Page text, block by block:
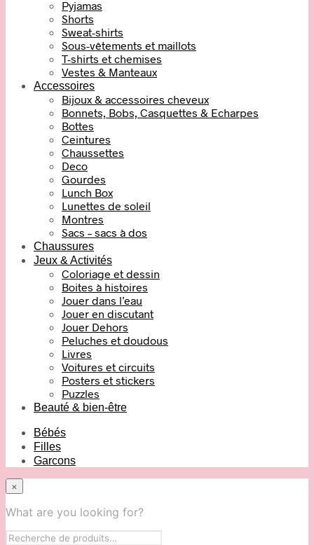
Pyjamas
Shorts
Sweat-shirts
Sous-vêtements et maillots
T-shirts et chemises
Vestes & Manteaux
Accessoires
Bijoux & accessoires cheveux
Bonnets, Bobs, Casquettes & Echarpes
Bottes
Ceintures
Chaussettes
Deco
Gourdes
Lunch Box
Lunettes de soleil
Montres
Sacs – sacs à dos
Chaussures
Jeux & Activités
Coloriage et dessin
Boites à histoires
Jouer dans l’eau
Jouer en discutant
Jouer Dehors
Peluches et doudous
Livres
Voitures et circuits
Posters et stickers
Puzzles
Beauté & bien-être
Bébés
Filles
Garcons
×
What are you looking for?